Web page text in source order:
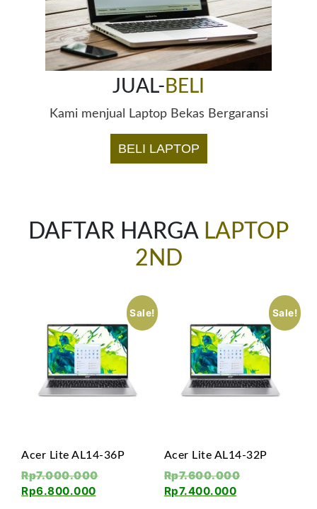
JUAL- BELI
Kami menjual Laptop Bekas Bergaransi
BELI LAPTOP
DAFTAR HARGA LAPTOP
2ND
Sale!
Acer Lite AL14-36P
Rp7.000.000
Rp6.800.000
Sale!
Acer Lite AL14-32P
Rp7.600.000
Rp7.400.000